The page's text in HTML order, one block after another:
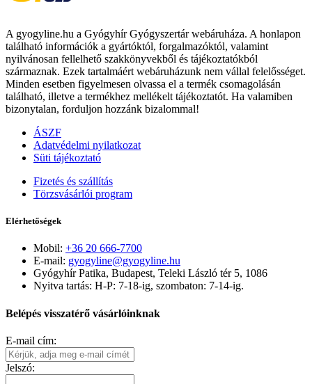
A gyogyline.hu a Gyógyhír Gyógyszertár webáruháza. A honlapon
található információk a gyártóktól, forgalmazóktól, valamint
nyilvánosan fellelhető szakkönyvekből és tájékoztatókból
származnak. Ezek tartalmáért webáruházunk nem vállal felelősséget.
Minden esetben figyelmesen olvassa el a termék csomagolásán
található, illetve a termékhez mellékelt tájékoztatót. Ha valamiben
bizonytalan, forduljon hozzánk bizalommal!
ÁSZF
Adatvédelmi nyilatkozat
Süti tájékoztató
Fizetés és szállítás
Törzsvásárlói program
Elérhetőségek
Mobil: +36 20 666-7700
E-mail: gyogyline@gyogyline.hu
Gyógyhír Patika, Budapest, Teleki László tér 5, 1086
Nyitva tartás: H-P: 7-18-ig, szombaton: 7-14-ig.
Belépés visszatérő vásárlóinknak
E-mail cím:
Jelszó: